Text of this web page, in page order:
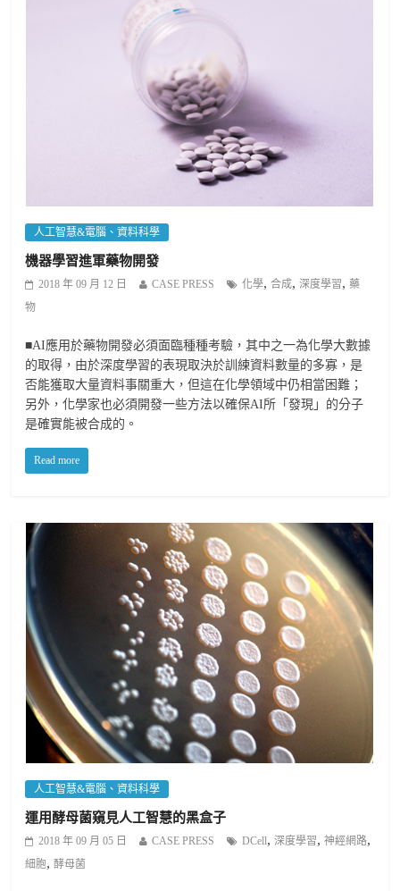
人工智慧&電腦、資料科學
機器學習進軍藥物開發
2018 年 09 月 12 日 CASE PRESS 化學,合成,深度學習,藥
物
■AI應用於藥物開發必須面臨種種考驗，其中之一為化學大數據
的取得，由於深度學習的表現取決於訓練資料數量的多寡，是
否能獲取大量資料事關重大，但這在化學領域中仍相當困難；
另外，化學家也必須開發一些方法以確保AI所「發現」的分子
是確實能被合成的。
Read more
人工智慧&電腦、資料科學
運用酵母菌窺見人工智慧的黑盒子
2018 年 09 月 05 日 CASE PRESS DCell,深度學習,神經網路,
細胞,酵母菌